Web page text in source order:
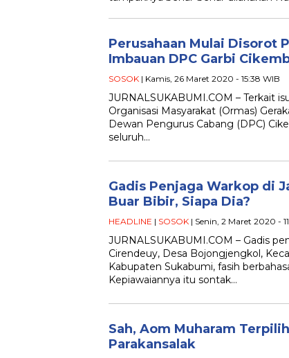
Perusahaan Mulai Disorot
Imbauan DPC Garbi
SOSOK | Kamis, 26 Maret 2020 - 15:38 WIB
JURNALSUKABUMI.COM – Terkait
Organisasi Masyarakat (Ormas)
Dewan Pengurus Cabang (DPC)
seluruh…
Gadis Penjaga Warkop di
Buar Bibir, Siapa Dia?
HEADLINE | SOSOK | Senin, 2 Maret 2020 -
JURNALSUKABUMI.COM – Gadis
Cirendeuy, Desa Bojongjengkol,
Kabupaten Sukabumi, fasih
Kepiawaiannya itu sontak…
Sah, Aom Muharam
Parakansalak